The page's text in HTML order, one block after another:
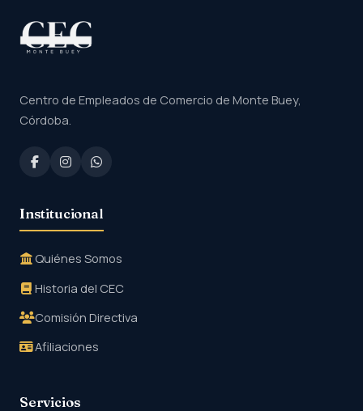
Centro de Empleados de Comercio de Monte Buey,
Córdoba.
Institucional
Quiénes Somos
Historia del CEC
Comisión Directiva
Afiliaciones
Servicios